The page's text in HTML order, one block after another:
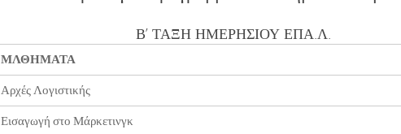
Β’ ΤΑΞΗ ΗΜΕΡΗΣΙΟΥ ΕΠΑ.Λ.
ΜΛΘΗΜΑΤΑ
Αρχές Λογιστικής
Εισαγωγή στο Μάρκετινγκ